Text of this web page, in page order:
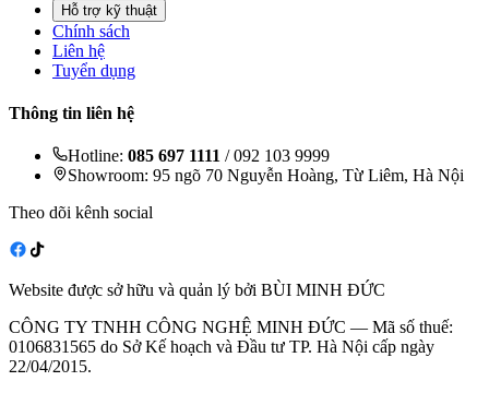
Hỗ trợ kỹ thuật
Chính sách
Liên hệ
Tuyển dụng
Thông tin liên hệ
Hotline: 085 697 1111 / 092 103 9999
Showroom: 95 ngõ 70 Nguyễn Hoàng, Từ Liêm, Hà Nội
Theo dõi kênh social
Website được sở hữu và quản lý bởi BÙI MINH ĐỨC
CÔNG TY TNHH CÔNG NGHỆ MINH ĐỨC — Mã số thuế:
0106831565 do Sở Kế hoạch và Đầu tư TP. Hà Nội cấp ngày
22/04/2015.